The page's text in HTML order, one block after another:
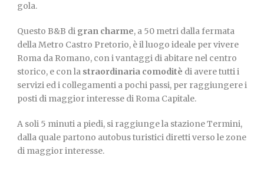
gola.
Questo B&B di gran charme, a 50 metri dalla fermata
della Metro Castro Pretorio, è il luogo ideale per vivere
Roma da Romano, con i vantaggi di abitare nel centro
storico, e con la straordinaria comoditè di avere tutti i
servizi ed i collegamenti a pochi passi, per raggiungere i
posti di maggior interesse di Roma Capitale.
A soli 5 minuti a piedi, si raggiunge la stazione Termini,
dalla quale partono autobus turistici diretti verso le zone
di maggior interesse.